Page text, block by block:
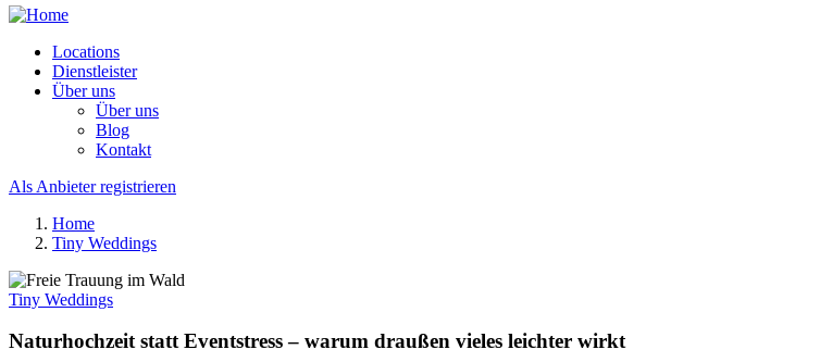
Locations
Dienstleister
Über uns
Über uns
Blog
Kontakt
Als Anbieter registrieren
Home
Tiny Weddings
Tiny Weddings
Naturhochzeit statt Eventstress – warum draußen vieles leichter wirkt